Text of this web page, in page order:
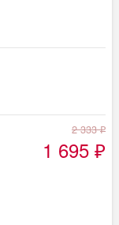
2 333₽
1 695 ₽